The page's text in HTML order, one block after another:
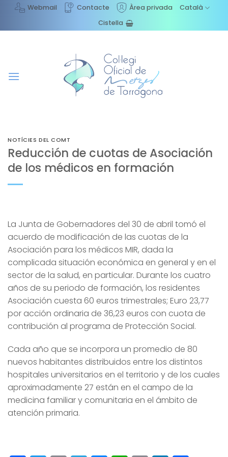
content
Webmail Contacte Àrea privada
Català
Cistella
NOTÍCIES DEL COMT
Reducción de cuotas de Asociación
de los médicos en formación
La Junta de Gobernadores del 30 de abril tomó el
acuerdo de modificación de las cuotas de la
Asociación para los médicos MIR, dada la
complicada situación económica en general y en el
sector de la salud, en particular. Durante los cuatro
años de su periodo de formación, los residentes
Asociación cuesta 60 euros trimestrales; Euro 23,77
por acción ordinaria de 36,23 euros con cuota de
contribución al programa de Protección Social.
Cada año que se incorpora un promedio de 80
nuevos habitantes distribuidos entre los distintos
hospitales universitarios en el territorio y de los cuales
aproximadamente 27 están en el campo de la
medicina familiar y comunitaria en el ámbito de
atención primaria.